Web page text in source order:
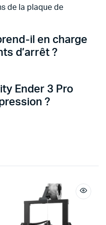
de la plaque de
il en charge
d’arrêt ?
Ender 3 Pro
?